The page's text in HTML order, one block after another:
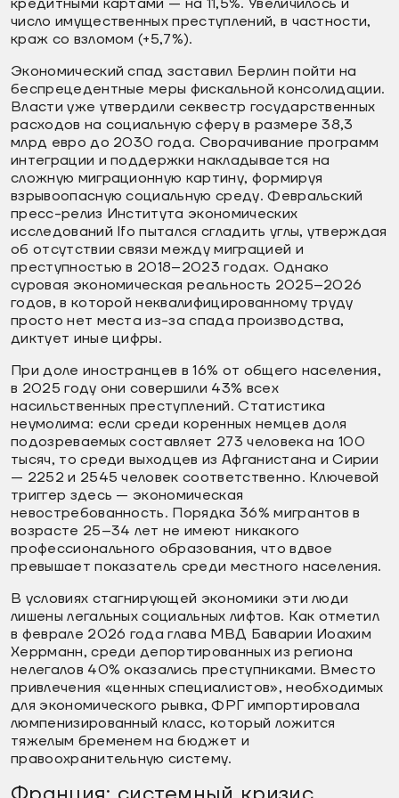
число имущественных преступлений, в частности,
краж со взломом (+5,7%).
Экономический спад заставил Берлин пойти на
беспрецедентные меры фискальной консолидации.
Власти уже утвердили секвестр государственных
расходов на социальную сферу в размере 38,3
млрд евро до 2030 года. Сворачивание программ
интеграции и поддержки накладывается на
сложную миграционную картину, формируя
взрывоопасную социальную среду. Февральский
пресс-релиз Института экономических
исследований Ifo пытался сгладить углы, утверждая
об отсутствии связи между миграцией и
преступностью в 2018–2023 годах. Однако
суровая экономическая реальность 2025–2026
годов, в которой неквалифицированному труду
просто нет места из-за спада производства,
диктует иные цифры.
При доле иностранцев в 16% от общего населения,
в 2025 году они совершили 43% всех
насильственных преступлений. Статистика
неумолима: если среди коренных немцев доля
подозреваемых составляет 273 человека на 100
тысяч, то среди выходцев из Афганистана и Сирии
— 2252 и 2545 человек соответственно. Ключевой
триггер здесь — экономическая
невостребованность. Порядка 36% мигрантов в
возрасте 25–34 лет не имеют никакого
профессионального образования, что вдвое
превышает показатель среди местного населения.
В условиях стагнирующей экономики эти люди
лишены легальных социальных лифтов. Как отметил
в феврале 2026 года глава МВД Баварии Иоахим
Херрманн, среди депортированных из региона
нелегалов 40% оказались преступниками. Вместо
привлечения «ценных специалистов», необходимых
для экономического рывка, ФРГ импортировала
люмпенизированный класс, который ложится
тяжелым бременем на бюджет и
правоохранительную систему.